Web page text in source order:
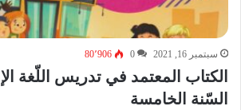
سبتمبر 16, 2021 0 80٬906
الكتاب المعتمد في تدريس اللّغة
السّنة الخامسة